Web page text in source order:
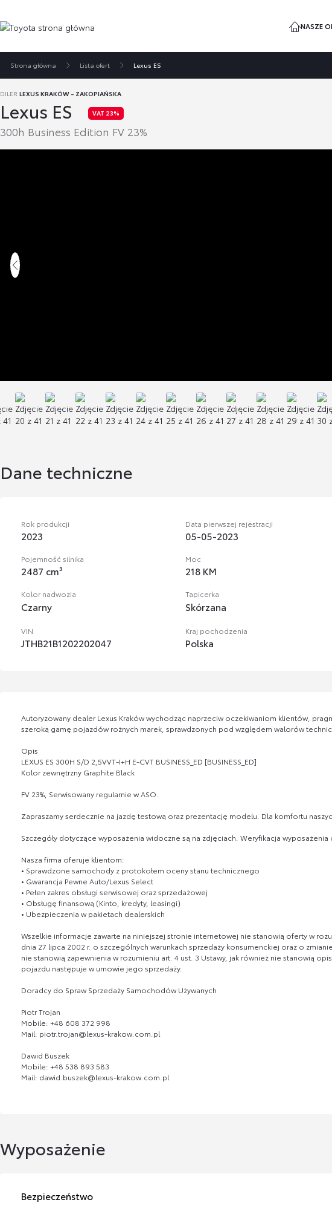
NASZE
Strona główna Lista ofert Lexus ES
Lexus ES
300h Business Edition FV 23%
VAT 23%
DILER LEXUS KRAKÓW - ZAKOPIAŃSKA
Dane techniczne
Rok produkcji
2023
Data pierwszej rejestracji
05-05-2023
Pojemność silnika
2487 cm³
Moc
218 KM
Kolor nadwozia
Czarny
Tapicerka
Skórzana
VIN
JTHB21B1202202047
Kraj pochodzenia
Polska
Autoryzowany dealer Lexus Kraków wychodząc naprzeciw oczekiwaniom klientów,
szeroką gamę pojazdów rożnych marek, sprawdzonych pod względem walorów
Opis
LEXUS ES 300H S/D 2,5VVT-I+H E-CVT BUSINESS_ED [BUSINESS_ED]
Kolor zewnętrzny Graphite Black
FV 23%, Serwisowany regularnie w ASO.
Zapraszamy serdecznie na jazdę testową oraz prezentację modelu. Dla komfortu
Szczegóły dotyczące wyposażenia widoczne są na zdjęciach. Weryfikacja
Nasza firma oferuje klientom:
• Sprawdzone samochody z protokołem oceny stanu technicznego
• Gwarancja Pewne Auto/Lexus Select
• Pełen zakres obsługi serwisowej oraz sprzedażowej
• Obsługę finansową (Kinto, kredyty, leasingi)
• Ubezpieczenia w pakietach dealerskich
Wszelkie informacje zawarte na niniejszej stronie internetowej nie stanowią oferty w
dnia 27 lipca 2002 r. o szczególnych warunkach sprzedaży konsumenckiej oraz o
nie stanowią zapewnienia w rozumieniu art. 4 ust. 3 Ustawy, jak również nie stanowią
pojazdu następuje w umowie jego sprzedaży.
Doradcy do Spraw Sprzedaży Samochodów Używanych
Piotr Trojan
Mobile: +48 608 372 998
Mail: piotr.trojan@lexus-krakow.com.pl
Dawid Buszek
Mobile: +48 538 893 583
Mail: dawid.buszek@lexus-krakow.com.pl
Wyposażenie
Bezpieczeństwo